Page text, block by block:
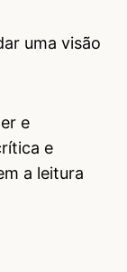
uma visão
e
e
a leitura